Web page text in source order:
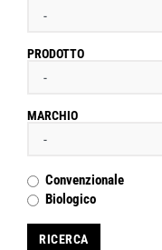
PRODOTTO
MARCHIO
Convenzionale
Biologico